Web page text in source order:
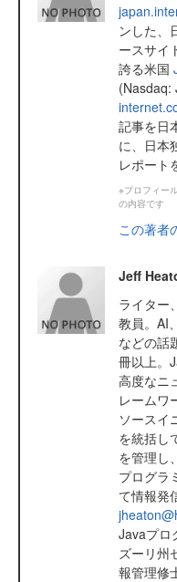
ンした、
ースサイ
誇る米国
(Nasdaq:
記事を日
に、日本
レポート
※プロフィー
の内容です
この著者
Jeff
ライター
教員。AI
などの話
冊以上。
高度なニ
レームワ
ソースイ
を統括し
を管理し
プログラ
て情報発
Javaプロ
ズーリ州
報管理修